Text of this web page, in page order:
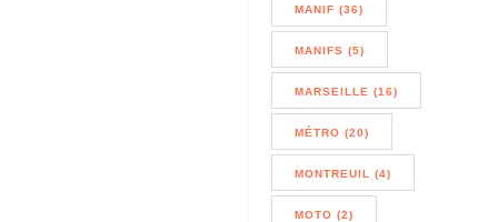
MANIF (36)
MANIFS (5)
MARSEILLE (16)
MÉTRO (20)
MONTREUIL (4)
MOTO (2)